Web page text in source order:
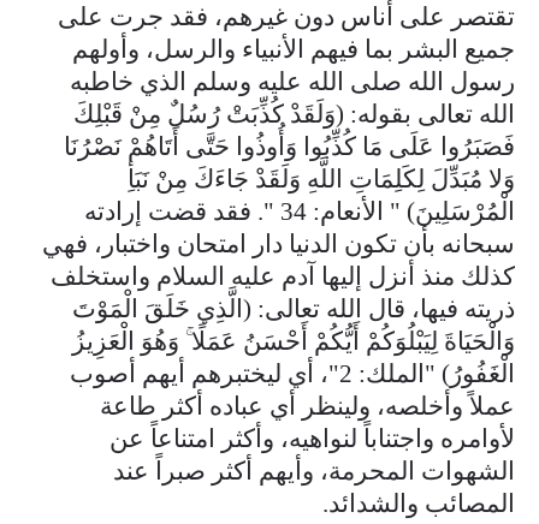
تقتصر على أناس دون غيرهم، فقد جرت على
جميع البشر بما فيهم الأنبياء والرسل، وأولهم
رسول الله صلى الله عليه وسلم الذي خاطبه
الله تعالى بقوله: (وَلَقَدْ كُذِّبَتْ رُسُلٌ مِنْ قَبْلِكَ
فَصَبَرُوا عَلَى مَا كُذِّبُوا وَأُوذُوا حَتَّى أَتَاهُمْ نَصْرُنَا
وَلا مُبَدِّلَ لِكَلِمَاتِ اللَّهِ وَلَقَدْ جَاءَكَ مِنْ نَبَأِ
الْمُرْسَلِينَ) " الأنعام: 34 ". فقد قضت إرادته
سبحانه بأن تكون الدنيا دار امتحان واختبار، فهي
كذلك منذ أنزل إليها آدم عليه السلام واستخلف
ذريته فيها، قال الله تعالى: (الَّذِي خَلَقَ الْمَوْتَ
وَالْحَيَاةَ لِيَبْلُوَكُمْ أَيُّكُمْ أَحْسَنُ عَمَلًا ۚ وَهُوَ الْعَزِيزُ
الْغَفُورُ) "الملك: 2"، أي ليختبرهم أيهم أصوب
عملاً وأخلصه، ولينظر أي عباده أكثر طاعة
لأوامره واجتناباً لنواهيه، وأكثر امتناعاً عن
الشهوات المحرمة، وأيهم أكثر صبراً عند
المصائب والشدائد.